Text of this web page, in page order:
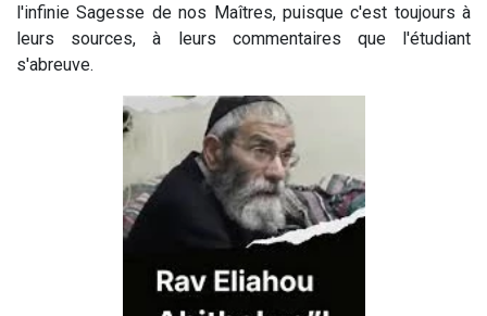
l'infinie Sagesse de nos Maîtres, puisque c'est toujours à
leurs sources, à leurs commentaires que l'étudiant
s'abreuve.